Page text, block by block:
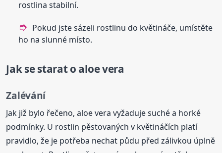
rostlina stabilní.
Pokud jste sázeli rostlinu do květináče, umístěte
ho na slunné místo.
Jak se starat o aloe vera
Zalévání
Jak již bylo řečeno, aloe vera vyžaduje suché a horké
podmínky. U rostlin pěstovaných v květináčích platí
pravidlo, že je potřeba nechat půdu před zálivkou úplně